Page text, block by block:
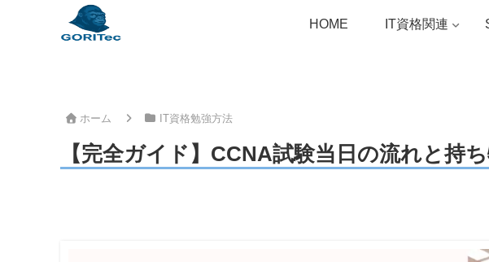
HOME IT資格関連
ホーム IT資格勉強方法
【完全ガイド】CCNA試験当日の流れと持